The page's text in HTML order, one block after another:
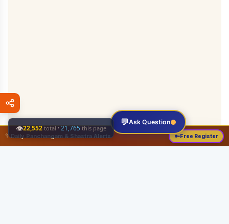
💬Ask Question
✨ Daily Panchangam & Shastra Alerts 🔑Free Register
👁22,552 total ·21,765 this page